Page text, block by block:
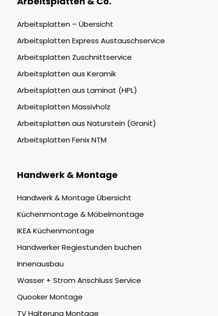
Arbeitsplatten – Übersicht
Arbeitsplatten Express Austauschservice
Arbeitsplatten Zuschnittservice
Arbeitsplatten aus Keramik
Arbeitsplatten aus Laminat (HPL)
Arbeitsplatten Massivholz
Arbeitsplatten aus Naturstein (Granit)
Arbeitsplatten Fenix NTM
Handwerk & Montage
Handwerk & Montage Übersicht
Küchenmontage & Möbelmontage
IKEA Küchenmontage
Handwerker Regiestunden buchen
Innenausbau
Wasser + Strom Anschluss Service
Quooker Montage
TV Halterung Montage